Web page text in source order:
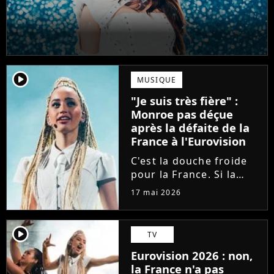
player2 MUSIQUE
"Je suis très fière" :
Monroe pas déçue
après la défaite de la
France à l'Eurovision
C'est la douche froide
pour la France. Si la
Bulgarie a déjoué tous
arrivant en tête à
l'Eurovision, la
chanteuse Monroe n'a
décroché que la 11ème
place. Elle réagit...
17 mai 2026
player2 TV
Eurovision 2026 : non,
la France n'a pas